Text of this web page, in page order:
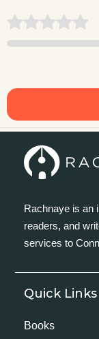
Rachnaye is an
readers, and
services to
Quick Links
Books